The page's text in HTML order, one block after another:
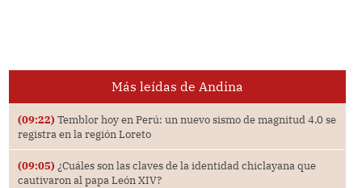
Más leídas de Andina
(09:22) Temblor hoy en Perú: un nuevo sismo de magnitud 4.0 se
registra en la región Loreto
(09:05) ¿Cuáles son las claves de la identidad chiclayana que
cautivaron al papa León XIV?